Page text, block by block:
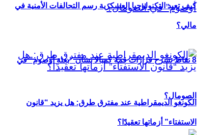
8 نقاط تشرح قرارات قمة كمبالا بشأن “بعثة أوصوم” في
الصومال؟
كيف تعيد التكنولوجيا العسكرية رسم التحالفات الأمنية في
مالي؟
الكونغو الديمقراطية عند مفترق طرق: هل يزيد “قانون
الاستفتاء” أزماتها تعقيدًا؟